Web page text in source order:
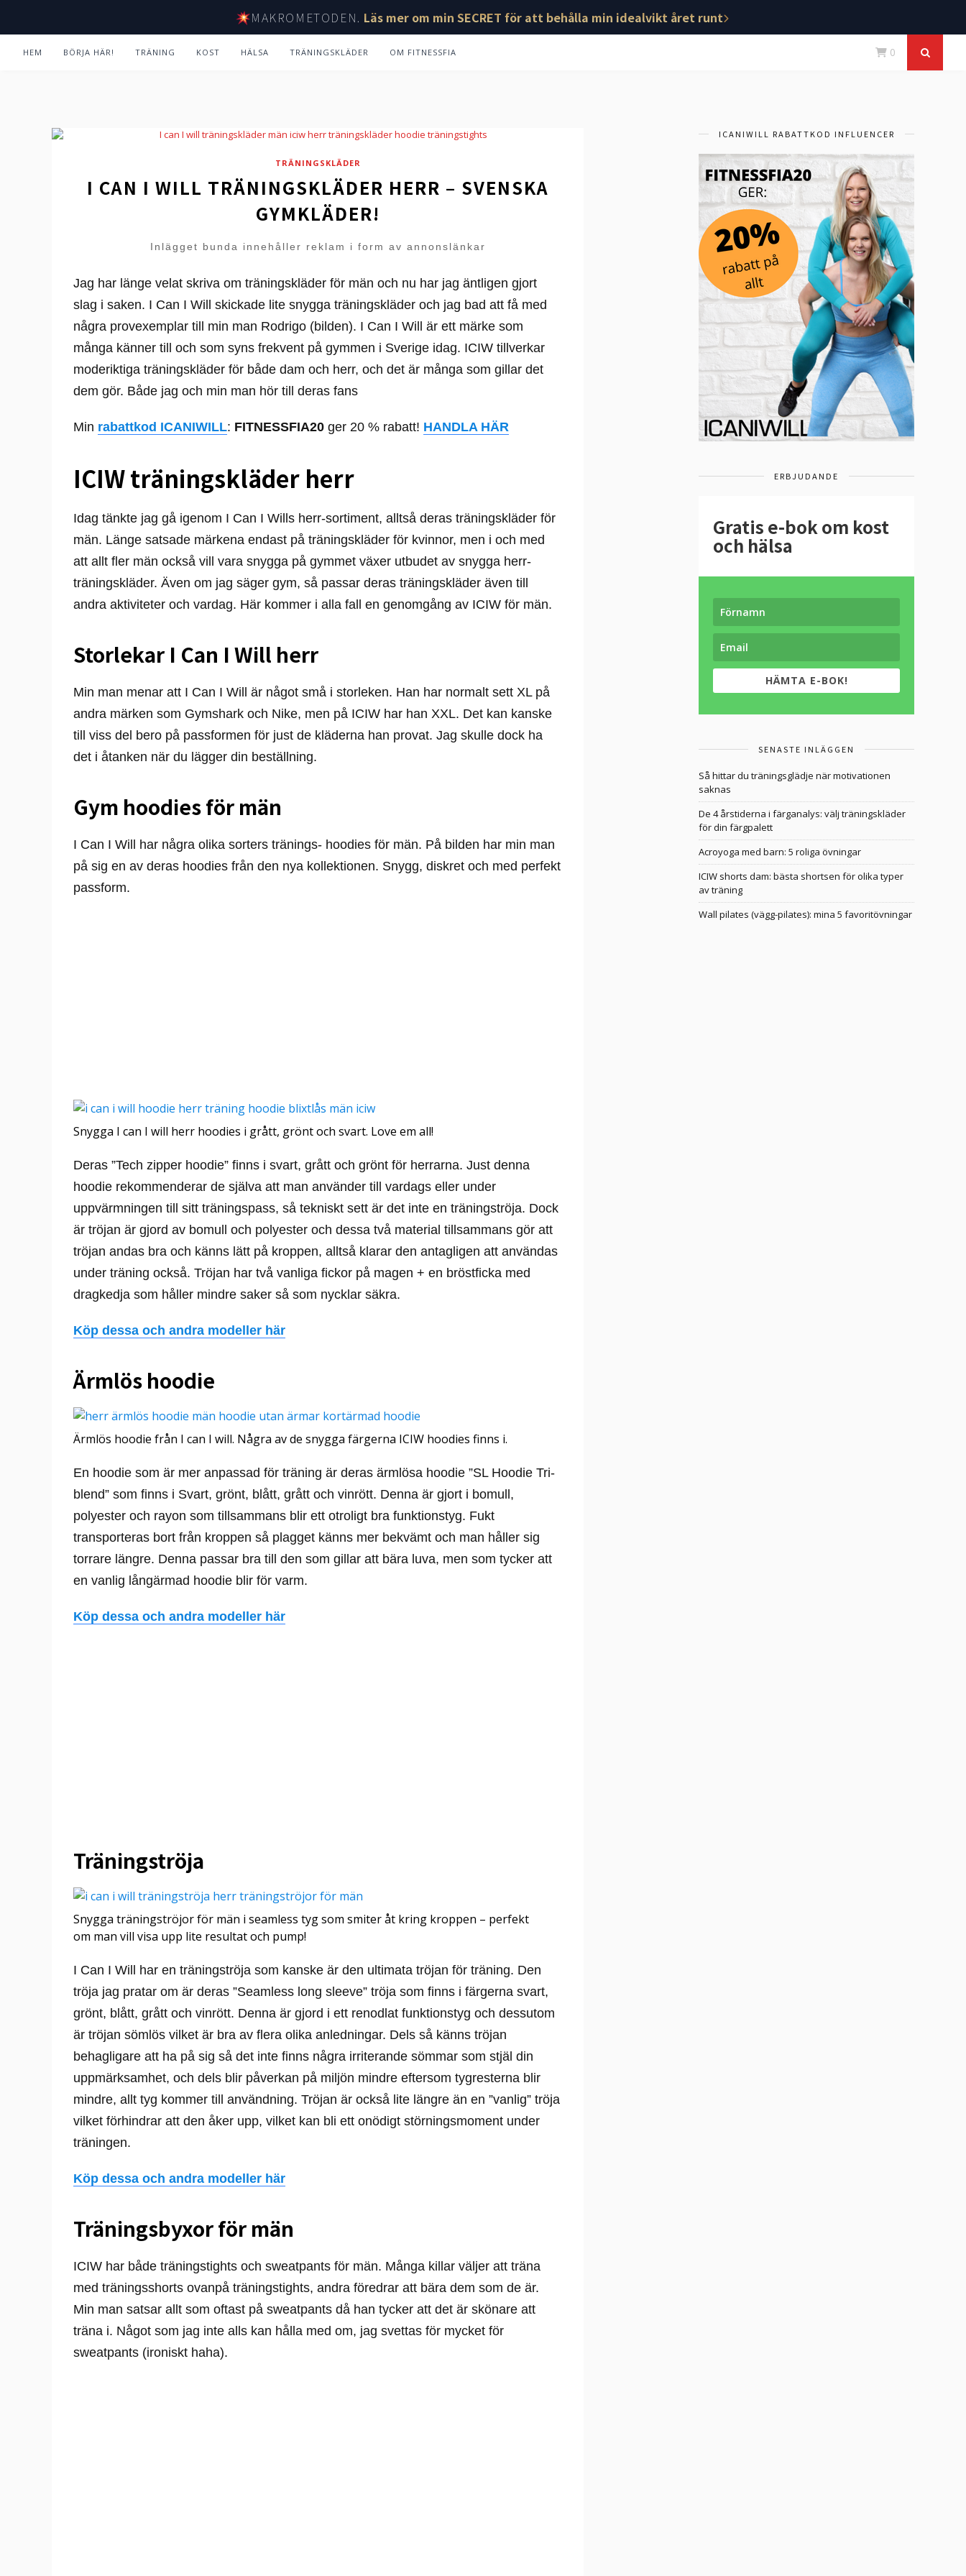
MAKROMETODEN. Läs mer om min SECRET för att behålla min idealvikt året runt
HEM BÖRJA HÄR! TRÄNING KOST HÄLSA TRÄNINGSKLÄDER OM FITNESSFIA 0
TRÄNINGSKLÄDER
I CAN I WILL TRÄNINGSKLÄDER HERR – SVENSKA
GYMKLÄDER!
Inlägget bunda innehåller reklam i form av annonslänkar
Jag har länge velat skriva om träningskläder för män och nu har jag äntligen gjort
slag i saken. I Can I Will skickade lite snygga träningskläder och jag bad att få med
några provexemplar till min man Rodrigo (bilden). I Can I Will är ett märke som
många känner till och som syns frekvent på gymmen i Sverige idag. ICIW tillverkar
moderiktiga träningskläder för både dam och herr, och det är många som gillar det
dem gör. Både jag och min man hör till deras fans
Min rabattkod ICANIWILL: FITNESSFIA20 ger 20 % rabatt! HANDLA HÄR
ICIW träningskläder herr
Idag tänkte jag gå igenom I Can I Wills herr-sortiment, alltså deras träningskläder för
män. Länge satsade märkena endast på träningskläder för kvinnor, men i och med
att allt fler män också vill vara snygga på gymmet växer utbudet av snygga herr-
träningskläder. Även om jag säger gym, så passar deras träningskläder även till
andra aktiviteter och vardag. Här kommer i alla fall en genomgång av ICIW för män.
Storlekar I Can I Will herr
Min man menar att I Can I Will är något små i storleken. Han har normalt sett XL på
andra märken som Gymshark och Nike, men på ICIW har han XXL. Det kan kanske
till viss del bero på passformen för just de kläderna han provat. Jag skulle dock ha
det i åtanken när du lägger din beställning.
Gym hoodies för män
I Can I Will har några olika sorters tränings- hoodies för män. På bilden har min man
på sig en av deras hoodies från den nya kollektionen. Snygg, diskret och med perfekt
passform.
Snygga I can I will herr hoodies i grått, grönt och svart. Love em all!
Deras ”Tech zipper hoodie” finns i svart, grått och grönt för herrarna. Just denna
hoodie rekommenderar de själva att man använder till vardags eller under
uppvärmningen till sitt träningspass, så tekniskt sett är det inte en träningströja. Dock
är tröjan är gjord av bomull och polyester och dessa två material tillsammans gör att
tröjan andas bra och känns lätt på kroppen, alltså klarar den antagligen att användas
under träning också. Tröjan har två vanliga fickor på magen + en bröstficka med
dragkedja som håller mindre saker så som nycklar säkra.
Köp dessa och andra modeller här
Ärmlös hoodie
Ärmlös hoodie från I can I will. Några av de snygga färgerna ICIW hoodies finns i.
En hoodie som är mer anpassad för träning är deras ärmlösa hoodie ”SL Hoodie Tri-
blend” som finns i Svart, grönt, blått, grått och vinrött. Denna är gjort i bomull,
polyester och rayon som tillsammans blir ett otroligt bra funktionstyg. Fukt
transporteras bort från kroppen så plagget känns mer bekvämt och man håller sig
torrare längre. Denna passar bra till den som gillar att bära luva, men som tycker att
en vanlig långärmad hoodie blir för varm.
Köp dessa och andra modeller här
Träningströja
Snygga träningströjor för män i seamless tyg som smiter åt kring kroppen – perfekt
om man vill visa upp lite resultat och pump!
I Can I Will har en träningströja som kanske är den ultimata tröjan för träning. Den
tröja jag pratar om är deras ”Seamless long sleeve” tröja som finns i färgerna svart,
grönt, blått, grått och vinrött. Denna är gjord i ett renodlat funktionstyg och dessutom
är tröjan sömlös vilket är bra av flera olika anledningar. Dels så känns tröjan
behagligare att ha på sig så det inte finns några irriterande sömmar som stjäl din
uppmärksamhet, och dels blir påverkan på miljön mindre eftersom tygresterna blir
mindre, allt tyg kommer till användning. Tröjan är också lite längre än en ”vanlig” tröja
vilket förhindrar att den åker upp, vilket kan bli ett onödigt störningsmoment under
träningen.
Köp dessa och andra modeller här
Träningsbyxor för män
ICIW har både träningstights och sweatpants för män. Många killar väljer att träna
med träningsshorts ovanpå träningstights, andra föredrar att bära dem som de är.
Min man satsar allt som oftast på sweatpants då han tycker att det är skönare att
träna i. Något som jag inte alls kan hålla med om, jag svettas för mycket för
sweatpants (ironiskt haha).
ICANIWILL RABATTKOD INFLUENCER
ERBJUDANDE
Gratis e-bok om kost
och hälsa
HÄMTA E-BOK!
SENASTE INLÄGGEN
Så hittar du träningsglädje när motivationen
saknas
De 4 årstiderna i färganalys: välj träningskläder
för din färgpalett
Acroyoga med barn: 5 roliga övningar
ICIW shorts dam: bästa shortsen för olika typer
av träning
Wall pilates (vägg-pilates): mina 5 favoritövningar